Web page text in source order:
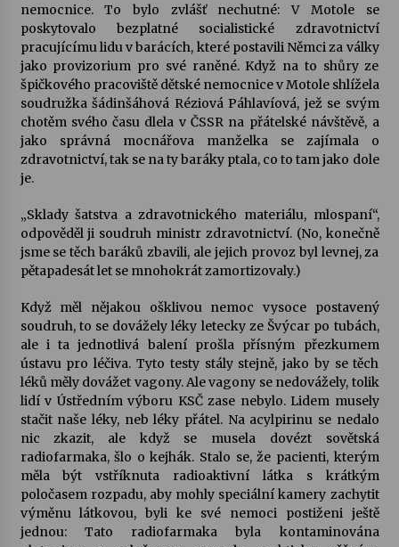
nemocnice. To bylo zvlášť nechutné: V Motole se
poskytovalo bezplatné socialistické zdravotnictví
pracujícímu lidu v barácích, které postavili Němci za války
jako provizorium pro své raněné. Když na to shůry ze
špičkového pracoviště dětské nemocnice v Motole shlížela
soudružka šádinšáhová Réziová Páhlavíová, jež se svým
chotěm svého času dlela v ČSSR na přátelské návštěvě, a
jako správná mocnářova manželka se zajímala o
zdravotnictví, tak se na ty baráky ptala, co to tam jako dole
je.
„Sklady šatstva a zdravotnického materiálu, mlospaní“,
odpověděl ji soudruh ministr zdravotnictví. (No, konečně
jsme se těch baráků zbavili, ale jejich provoz byl levnej, za
pětapadesát let se mnohokrát zamortizovaly.)
Když měl nějakou ošklivou nemoc vysoce postavený
soudruh, to se dovážely léky letecky ze Švýcar po tubách,
ale i ta jednotlivá balení prošla přísným přezkumem
ústavu pro léčiva. Tyto testy stály stejně, jako by se těch
léků měly dovážet vagony. Ale vagony se nedovážely, tolik
lidí v Ústředním výboru KSČ zase nebylo. Lidem musely
stačit naše léky, neb léky přátel. Na acylpirinu se nedalo
nic zkazit, ale když se musela dovézt sovětská
radiofarmaka, šlo o kejhák. Stalo se, že pacienti, kterým
měla být vstříknuta radioaktivní látka s krátkým
poločasem rozpadu, aby mohly speciální kamery zachytit
výměnu látkovou, byli ke své nemoci postiženi ještě
jednou: Tato radiofarmaka byla kontaminována